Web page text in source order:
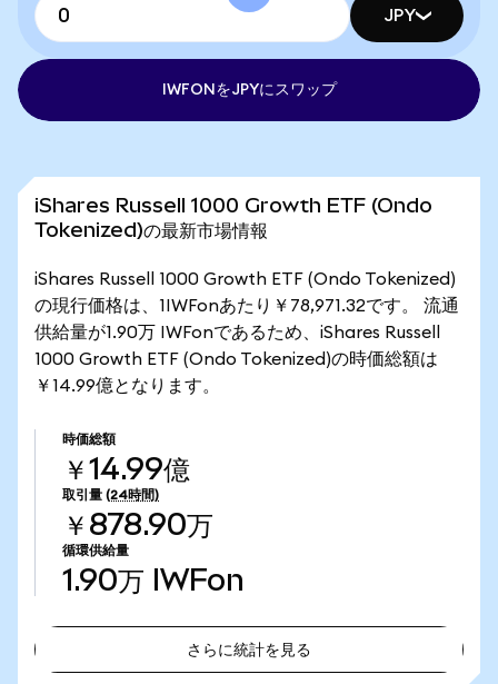
JPY
IWFONをJPYにスワップ
iShares Russell 1000 Growth ETF (Ondo
Tokenized)の最新市場情報
iShares Russell 1000 Growth ETF (Ondo Tokenized)
の現行価格は、1IWFonあたり￥78,971.32です。 流通
供給量が1.90万 IWFonであるため、iShares Russell
1000 Growth ETF (Ondo Tokenized)の時価総額は
￥14.99億となります。
時価総額
￥14.99億
取引量 (24時間)
￥878.90万
循環供給量
1.90万 IWFon
さらに統計を見る